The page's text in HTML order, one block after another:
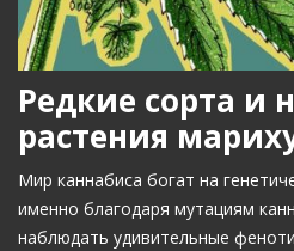
Редкие сорта и
растения
Мир каннабиса богат на
именно благодаря мутациям
наблюдать удивительные